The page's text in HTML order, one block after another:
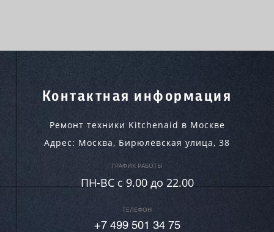
Контактная информация
Ремонт техники Kitchenaid в Москве
Адрес: Москва, Бирюлёвская улица, 38
ГРАФИК РАБОТЫ
ПН-ВC c 9.00 до 22.00
ТЕЛЕФОН
+7 499 501 34 75